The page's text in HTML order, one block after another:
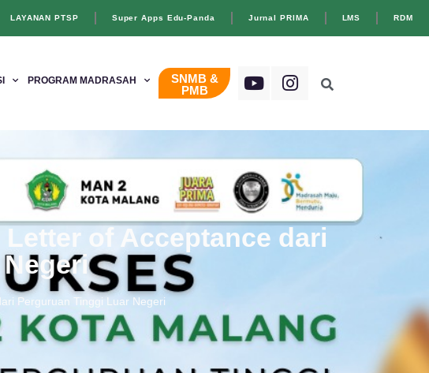
LAYANAN PTSP Super Apps Edu-Panda Jurnal PRIMA LMS RDM
PROGRAM MADRASAH
SNMB &
PMB
of Acceptance dari
Perguruan Tinggi Luar Negeri